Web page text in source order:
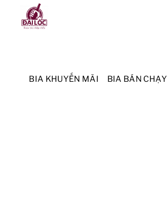
Menu
BIA KHUYẾN MÃI BIA BÁN CHẠY